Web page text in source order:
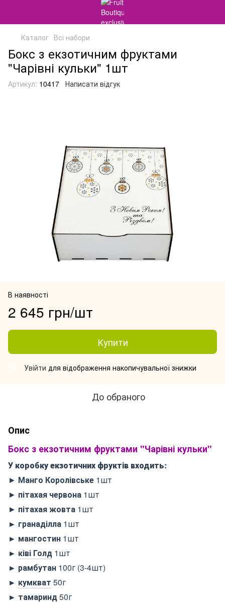
Каталог Всі набори
Бокс з екзотичним фруктами
"Чарівні кульки" 1шт
Артикул: 10417 Написати відгук
В наявності
2 645 грн/шт
Купити
Увійти для відображення накопичувальної знижки
До обраного
Опис
Бокс з екзотичним фруктами "Чарівні кульки"
У коробку екзотичних фруктів входить:
► Манго Королівське 1шт
► пітахая червона 1шт
► пітахая жовта 1шт
► гранаділла 1шт
► мангостин 1шт
► ківі Голд 1шт
► рамбутан 100г (3-4шт)
► кумкват 50г
► тамаринд50г